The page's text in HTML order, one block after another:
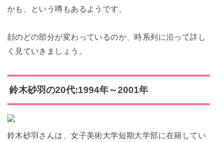
かも、という噂もあるようです。
顔のどの部分が変わっているのか、時系列に沿って詳し
く見ていきましょう。
鈴木砂羽の20代:1994年～2001年
鈴木砂羽さんは、女子美術大学短期大学部に在籍してい